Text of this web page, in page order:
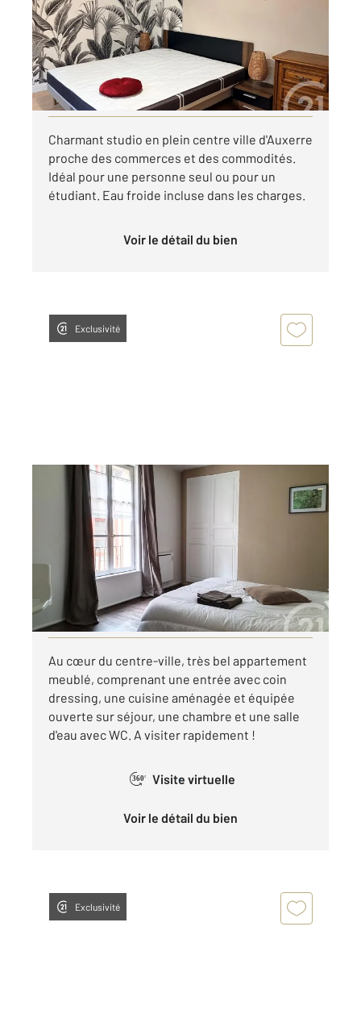
Appartement Studio à louer
400 €
par mois charges comprises
Visiter le site dédié
Charmant studio en plein centre ville d'Auxerre
proche des commerces et des commodités.
Idéal pour une personne seul ou pour un
étudiant. Eau froide incluse dans les charges.
Voir le détail du bien
Exclusivité
AUXERRE 89
, 2 pièces
Ref : 20431
Appartement F2 à louer
600 €
par mois charges comprises
Visiter le site dédié
Au cœur du centre-ville, très bel appartement
meublé, comprenant une entrée avec coin
dressing, une cuisine aménagée et équipée
ouverte sur séjour, une chambre et une salle
d'eau avec WC. A visiter rapidement !
360° Visite virtuelle
Voir le détail du bien
Exclusivité